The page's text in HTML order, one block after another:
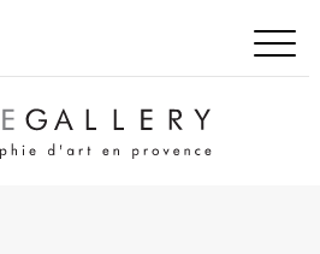
Home / Accueil